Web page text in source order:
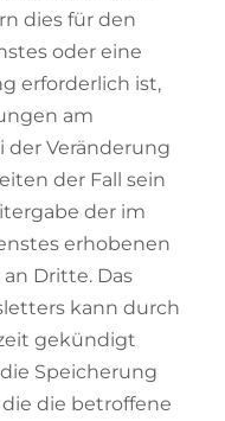
dies für den
oder eine
erforderlich ist,
am
Veränderung
der Fall sein
der im
erhobenen
Dritte. Das
kann durch
gekündigt
Speicherung
die betroffene